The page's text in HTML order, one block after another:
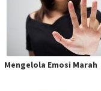
Mengelola Emosi Marah